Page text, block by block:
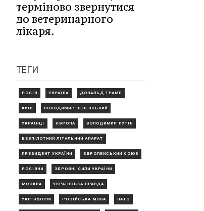
терміново звернутися
до ветеринарного
лікаря.
ТЕГИ
РОСІЯ УКРАЇНА ДОНАЛЬД ТРАМП
КИЇВ ВОЛОДИМИР ЗЕЛЕНСЬКИЙ
УКРАЇНЦІ ЄВРОПА ВОЛОДИМИР ПУТІН
БЕЗПІЛОТНИЙ ЛІТАЛЬНИЙ АПАРАТ
ПРЕЗИДЕНТ УКРАЇНИ ЄВРОПЕЙСЬКИЙ СОЮЗ
РОСІЯНИ ЗБРОЙНІ СИЛИ УКРАЇНИ
МОСКВА УКРАЇНСЬКА ПРАВДА
УКРІНФОРМ РОСІЙСЬКА МОВА НАТО